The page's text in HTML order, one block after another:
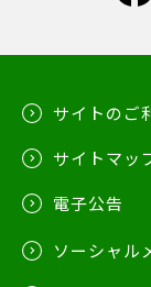
サイトのご
サイトマッ
電子公告
ソーシャル